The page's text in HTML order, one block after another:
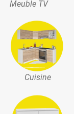
Meuble TV
Cuisine